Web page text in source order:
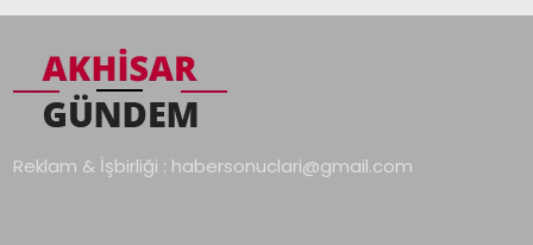
Reklam & İşbirliği : habersonuclari@gmail.com